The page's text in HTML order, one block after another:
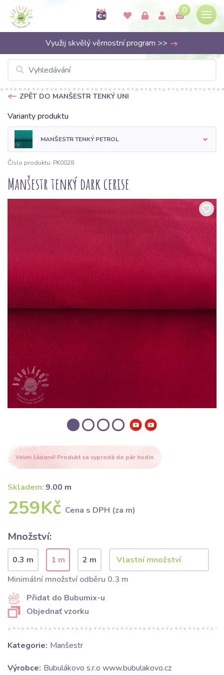
0
Využij skvělý věrnostní program >>
ZPĚT DO MANŠESTR TENKÝ UNI
Varianty produktu
MANŠESTR TENKÝ PETROL
Číslo produktu: PK0028
Manšestr tenký dark cerise
Velmi žádané! Produkt se vyprodá do pár hodin
Skladem: 9.00 m
259Kč Cena s DPH (za m)
Množství:
0.3 m 1 m
2 m
Minimální množství odběru 0.3 m
Přidat do Bubumix-u
Objednať vzorku
Kategorie: Manšestr
Výrobce: Bubulákovo s.r.o www.bubulakovo.cz